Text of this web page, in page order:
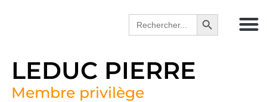
Search
for:
Search Button
LEDUC PIERRE
Membre privilège